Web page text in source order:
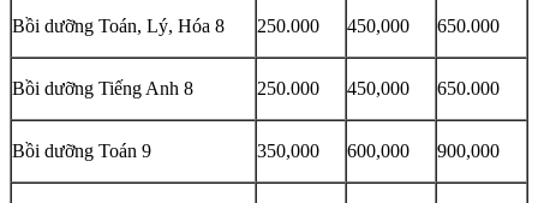
Bồi dưỡng Toán, Lý, Hóa 8 250.000 450,000 650.000
Bồi dưỡng Tiếng Anh 8 250.000 450,000 650.000
Bồi dưỡng Toán 9 350,000 600,000 900,000